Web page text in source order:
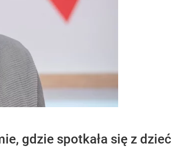
gdzie spotkała się z